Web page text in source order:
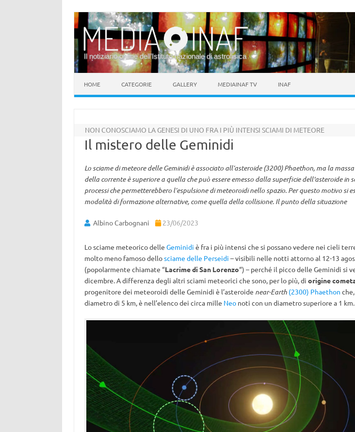
Il notiziario online dell’Istituto nazionale di astrofisica
HOME CATEGORIE GALLERY MEDIAINAF TV INAF
NON CONOSCIAMO LA GENESI DI UNO FRA I PIÙ INTENSI SCIAMI DI METEORE
Il mistero delle Geminidi
Lo sciame di meteore delle Geminidi è associato all’asteroide (3200) Phaethon, ma la
della corrente è superiore a quella che può essere emesso dalla superficie dell'asteroide in
processi che permetterebbero l’espulsione di meteoroidi nello spazio. Per questo motivo si
modalità di formazione alternative, come quella della collisione. Il punto della situazione
Albino Carbognani 23/06/2023
Lo sciame meteorico delle Geminidi è fra i più intensi che si possano vedere nei cieli
molto meno famoso dellosciame delle Perseidi – visibili nelle notti attorno al 12-13
(popolarmente chiamate “Lacrime di San Lorenzo“) – perché il picco delle Geminidi si
dicembre. A differenza degli altri sciami meteorici che sono, per lo più, di origine
progenitore dei meteoroidi delle Geminidi è l’asteroide near-Earth (2300) Phaethon
diametro di 5 km, è nell’elenco dei circa mille Neonoti con un diametro superiore a 1 km.